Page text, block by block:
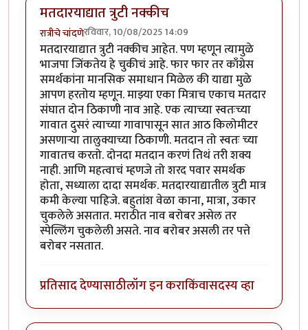
मतदारयाद्यात त्रुटी नक्कीच
रात्रीचे चांदणेरविवार, 10/08/2025 14:09
मतदारयाद्यात त्रुटी नक्कीच आहेत. पण म्हणून त्यामुळे
भाजपा जिंकतेय हे चुकीचं आहे. फार फार तर काँग्रेस
समर्थकांना मानसिक समाधान मिळेल की याद्या मुळे
आपण हरतोय म्हणून. माझ्या एका मित्राच एकाच मतदार
संघात दोन ठिकाणी नाव आहे. एक त्याच्या स्वतःच्या
गावात दुसरं त्याच्या गावापासून सात आठ किलोमीटर
असणाऱ्या तालुक्याच्या ठिकाणी. मतदान तो स्वतः च्या
गावातच करतो. दोनदा मतदान करणं तिथं तरी शक्य
नाही. आणि महत्वाचं म्हणजे तो शरद पवार समर्थक
होता, सध्याला दादा समर्थक. मतदारयाद्यातील त्रुटी मात्र
कमी केल्या पाहिजे. बहुतांश वेळा काना, मात्रा, उकार
चुकलेले असतात. मराठीत नाव बरोबर असेल तर
स्पेल्लिंग चुकलेली असते. नाव बरोबर असली तर पत्ते
बरोबर नसतात.
प्रतिसाद देण्यासाठीलॉग इन कराकिंवासदस्य व्हा